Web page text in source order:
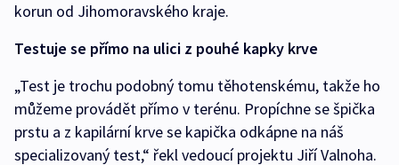
korun od Jihomoravského kraje.
Testuje se přímo na ulici z pouhé kapky krve
„Test je trochu podobný tomu těhotenskému, takže ho
můžeme provádět přímo v terénu. Propíchne se špička
prstu a z kapilární krve se kapička odkápne na náš
specializovaný test,“ řekl vedoucí projektu Jiří Valnoha.